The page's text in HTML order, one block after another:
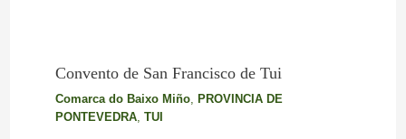
Convento de San Francisco de Tui
Comarca do Baixo Miño, PROVINCIA DE
PONTEVEDRA, TUI